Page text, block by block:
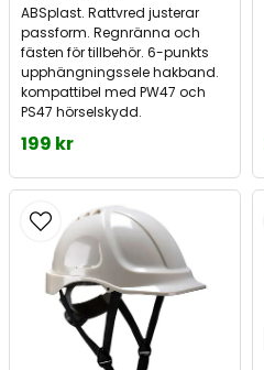
ABSplast. Rattvred justerar
passform. Regnränna och
fästen för tillbehör. 6-punkts
upphängningssele hakband.
kompattibel med PW47 och
PS47 hörselskydd.
199 kr